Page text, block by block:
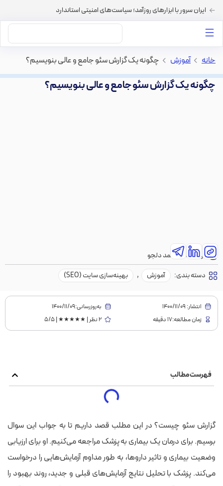
ایران سرور با ابزارهای روزآمد؛ سیاست‌های امنیتی استاندارد
خانه > آموزش > چگونه یک گزارش سئو جامع و عالی بنویسیم؟
چگونه یک گزارش سئو جامع و عالی بنویسیم؟
نویسنده:محمد دلجو
دسته بندی:
آموزش , بهینه‌سازی سایت (SEO)
انتشار: 1400/11/09
به‌روز‌رسانی:۱۴۰۰/۱۱/۰۹
زمان مطالعه:17 دقیقه
2 نظر | ★★★★★ | 5/5
فهرست مطالب
گزارش سئو چیست؟ در این مطلب قصد داریم تا به جواب این سوال
برسیم. برای درمان یک بیماری به پزشک مراجعه می‌کنیم. او برای ارزیابی
وضعیت بیماری و تاثیر داروها، به‌ طور مداوم آزمایش‌هایی را درخواست
می‌کند. پزشک با تحلیل نتایج آزمایش‌های قبلی و جدید، روند بهبود را